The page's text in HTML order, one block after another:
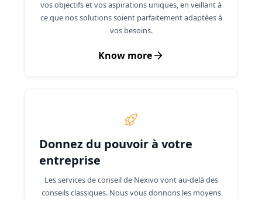
vos objectifs et vos aspirations uniques, en veillant à
ce que nos solutions soient parfaitement adaptées à
vos besoins.
Know more
Donnez du pouvoir à votre
entreprise
Les services de conseil de Nexivo vont au-delà des
conseils classiques. Nous vous donnons les moyens